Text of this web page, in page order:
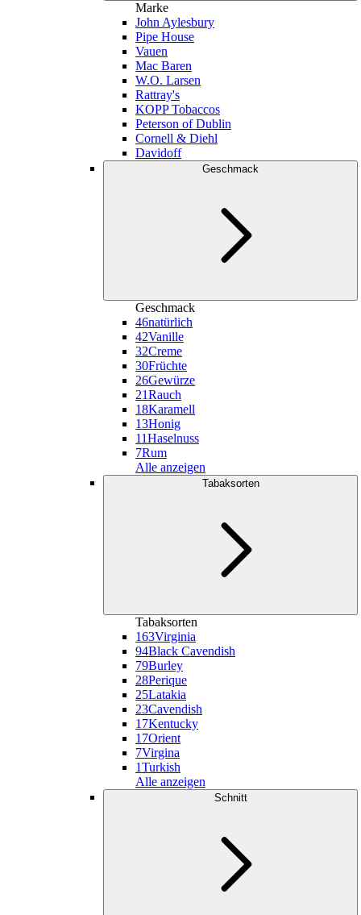
Marke
John Aylesbury
Pipe House
Vauen
Mac Baren
W.O. Larsen
Rattray's
KOPP Tobaccos
Peterson of Dublin
Cornell & Diehl
Davidoff
Geschmack
Geschmack
46natürlich
42Vanille
32Creme
30Früchte
26Gewürze
21Rauch
18Karamell
13Honig
11Haselnuss
7Rum
Alle anzeigen
Tabaksorten
Tabaksorten
163Virginia
94Black Cavendish
79Burley
28Perique
25Latakia
23Cavendish
17Kentucky
17Orient
7Virgina
1Turkish
Alle anzeigen
Schnitt